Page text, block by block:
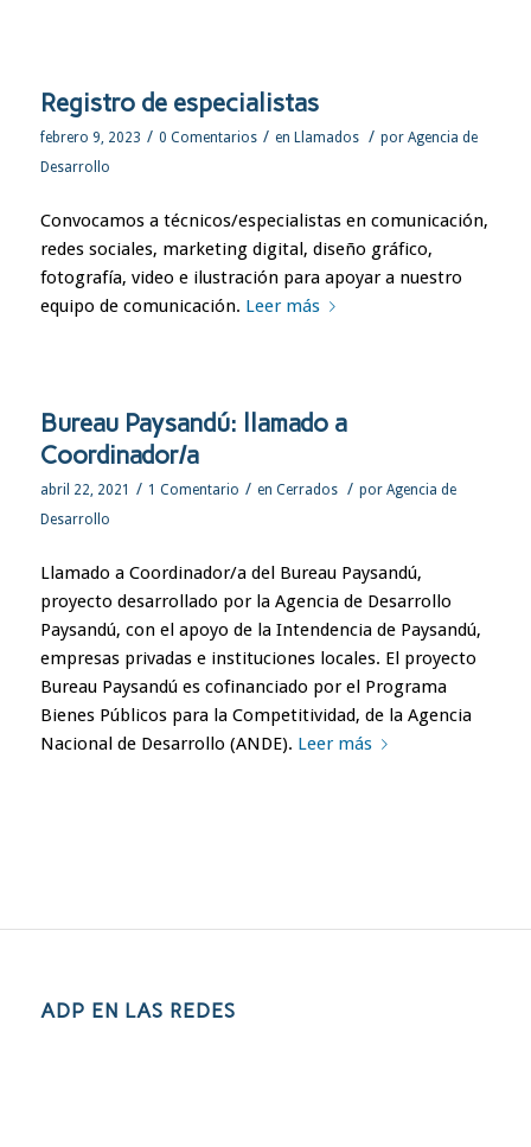
Registro de especialistas
febrero 9, 2023 / 0 Comentarios / en Llamados / por Agencia de
Desarrollo
Convocamos a técnicos/especialistas en comunicación,
redes sociales, marketing digital, diseño gráfico,
fotografía, video e ilustración para apoyar a nuestro
equipo de comunicación. Leer más
Bureau Paysandú: llamado a
Coordinador/a
abril 22, 2021 / 1 Comentario / en Cerrados / por Agencia de
Desarrollo
Llamado a Coordinador/a del Bureau Paysandú,
proyecto desarrollado por la Agencia de Desarrollo
Paysandú, con el apoyo de la Intendencia de Paysandú,
empresas privadas e instituciones locales. El proyecto
Bureau Paysandú es cofinanciado por el Programa
Bienes Públicos para la Competitividad, de la Agencia
Nacional de Desarrollo (ANDE). Leer más
ADP EN LAS REDES